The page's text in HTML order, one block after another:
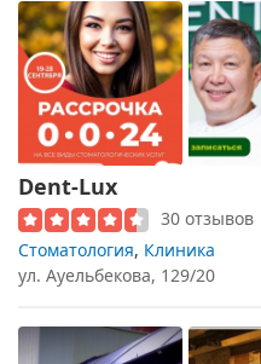
Dent-Lux
30 отзывов
Стоматология, Клиника
ул. Ауельбекова, 129/20